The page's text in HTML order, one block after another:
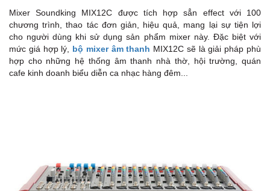
Mixer Soundking MIX12C được tích hợp sẳn effect với 100
chương trình, thao tác đơn giản, hiệu quả, mang lại sự tiện lợi
cho người dùng khi sử dụng sản phẩm mixer này. Đặc biệt với
mức giá hợp lý, bộ mixer âm thanh MIX12C sẽ là giải pháp phù
hợp cho những hệ thống âm thanh nhà thờ, hội trường, quán
cafe kinh doanh biểu diễn ca nhạc hàng đêm...